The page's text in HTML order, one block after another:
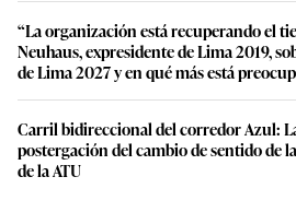
“La organización está recuperando el
Neuhaus, expresidente de Lima 2019,
de Lima 2027 y en qué más está
Carril bidireccional del corredor Azul:
postergación del cambio de sentido de
de la ATU